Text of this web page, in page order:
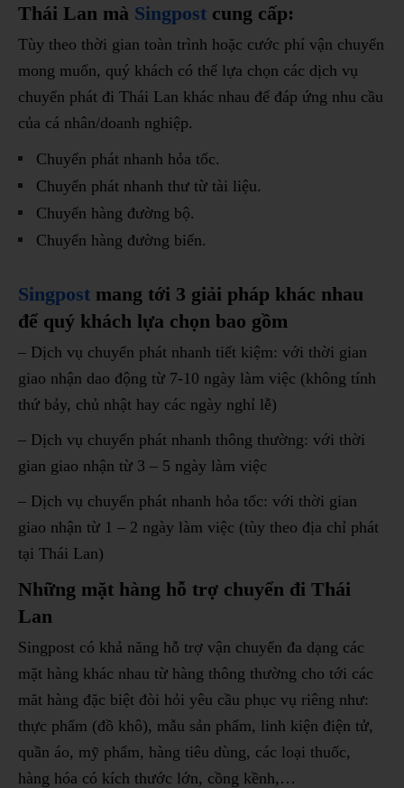
Thái Lan mà Singpost cung cấp:
Tùy theo thời gian toàn trình hoặc cước phí vận chuyển
mong muốn, quý khách có thể lựa chọn các dịch vụ
chuyển phát đi Thái Lan khác nhau để đáp ứng nhu cầu
của cá nhân/doanh nghiệp.
Chuyển phát nhanh hỏa tốc.
Chuyển phát nhanh thư từ tài liệu.
Chuyển hàng đường bộ.
Chuyển hàng đường biển.
Singpost mang tới 3 giải pháp khác nhau
để quý khách lựa chọn bao gồm
– Dịch vụ chuyển phát nhanh tiết kiệm: với thời gian
giao nhận dao động từ 7-10 ngày làm việc (không tính
thứ bảy, chủ nhật hay các ngày nghỉ lễ)
– Dịch vụ chuyển phát nhanh thông thường: với thời
gian giao nhận từ 3 – 5 ngày làm việc
– Dịch vụ chuyển phát nhanh hỏa tốc: với thời gian
giao nhận từ 1 – 2 ngày làm việc (tùy theo địa chỉ phát
tại Thái Lan)
Những mặt hàng hỗ trợ chuyển đi Thái
Lan
Singpost có khả năng hỗ trợ vận chuyển đa dạng các
mặt hàng khác nhau từ hàng thông thường cho tới các
măt hàng đặc biệt đòi hỏi yêu cầu phục vụ riêng như:
thực phẩm (đồ khô), mẫu sản phẩm, linh kiện điện tử,
quần áo, mỹ phẩm, hàng tiêu dùng, các loại thuốc,
hàng hóa có kích thước lớn, cồng kềnh,…